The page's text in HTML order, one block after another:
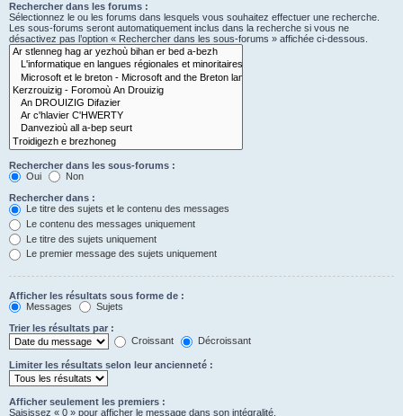
Rechercher dans les forums :
Sélectionnez le ou les forums dans lesquels vous souhaitez effectuer une recherche.
Les sous-forums seront automatiquement inclus dans la recherche si vous ne
désactivez pas l’option « Rechercher dans les sous-forums » affichée ci-dessous.
Rechercher dans les sous-forums :
Oui
Non
Rechercher dans :
Le titre des sujets et le contenu des messages
Le contenu des messages uniquement
Le titre des sujets uniquement
Le premier message des sujets uniquement
Afficher les résultats sous forme de :
Messages
Sujets
Trier les résultats par :
Croissant
Décroissant
Limiter les résultats selon leur ancienneté :
Afficher seulement les premiers :
Saisissez « 0 » pour afficher le message dans son intégralité.